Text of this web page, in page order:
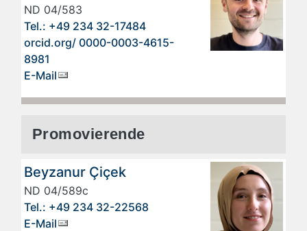
ND 04/583
Tel.: +49 234 32-17484
orcid.org/ 0000-0003-4615-
8981
E-Mail
Promovierende
Beyzanur Çiçek
ND 04/589c
Tel.: +49 234 32-22568
E-Mail